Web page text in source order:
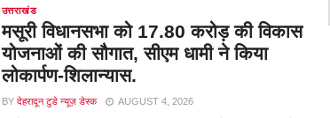
उत्तराखंड
मसूरी विधानसभा को 17.80 करोड़ की विकास
योजनाओं की सौगात, सीएम धामी ने किया
लोकार्पण-शिलान्यास.
BY देहरादून टुडे न्यूज़ डेस्क AUGUST 4, 2026